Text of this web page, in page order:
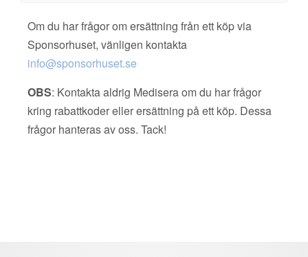
Om du har frågor om ersättning från ett köp via
Sponsorhuset, vänligen kontakta
info@sponsorhuset.se
OBS: Kontakta aldrig Medisera om du har frågor
kring rabattkoder eller ersättning på ett köp. Dessa
frågor hanteras av oss. Tack!